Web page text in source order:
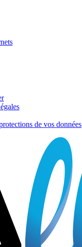
de vos données